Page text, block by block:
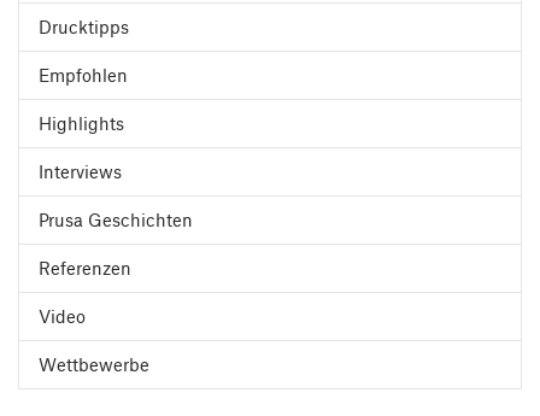
Drucktipps
Empfohlen
Highlights
Interviews
Prusa Geschichten
Referenzen
Video
Wettbewerbe